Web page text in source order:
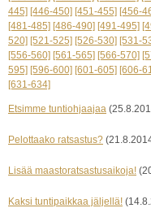
445] [446-450] [451-455] [456-
[481-485] [486-490] [491-495]
520] [521-525] [526-530] [531-
[556-560] [561-565] [566-570]
595] [596-600] [601-605] [606-
[631-634]
Etsimme tuntiohjaajaa
Pelottaako ratsastus?
Lisää maastoratsastusaikoja!
Kaksi tuntipaikkaa jäljellä!